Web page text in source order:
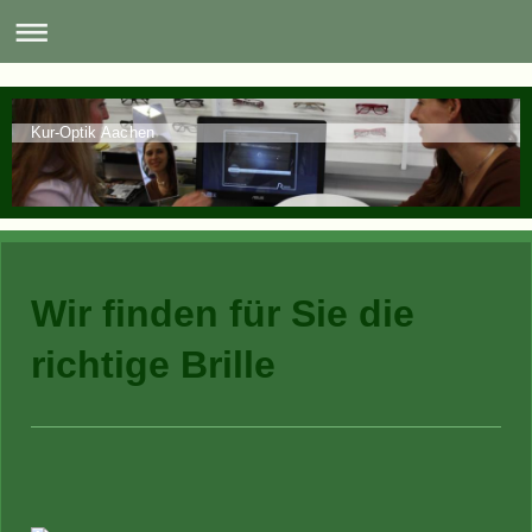
Kur-Optik Aachen
Wir finden für Sie die
richtige Brille